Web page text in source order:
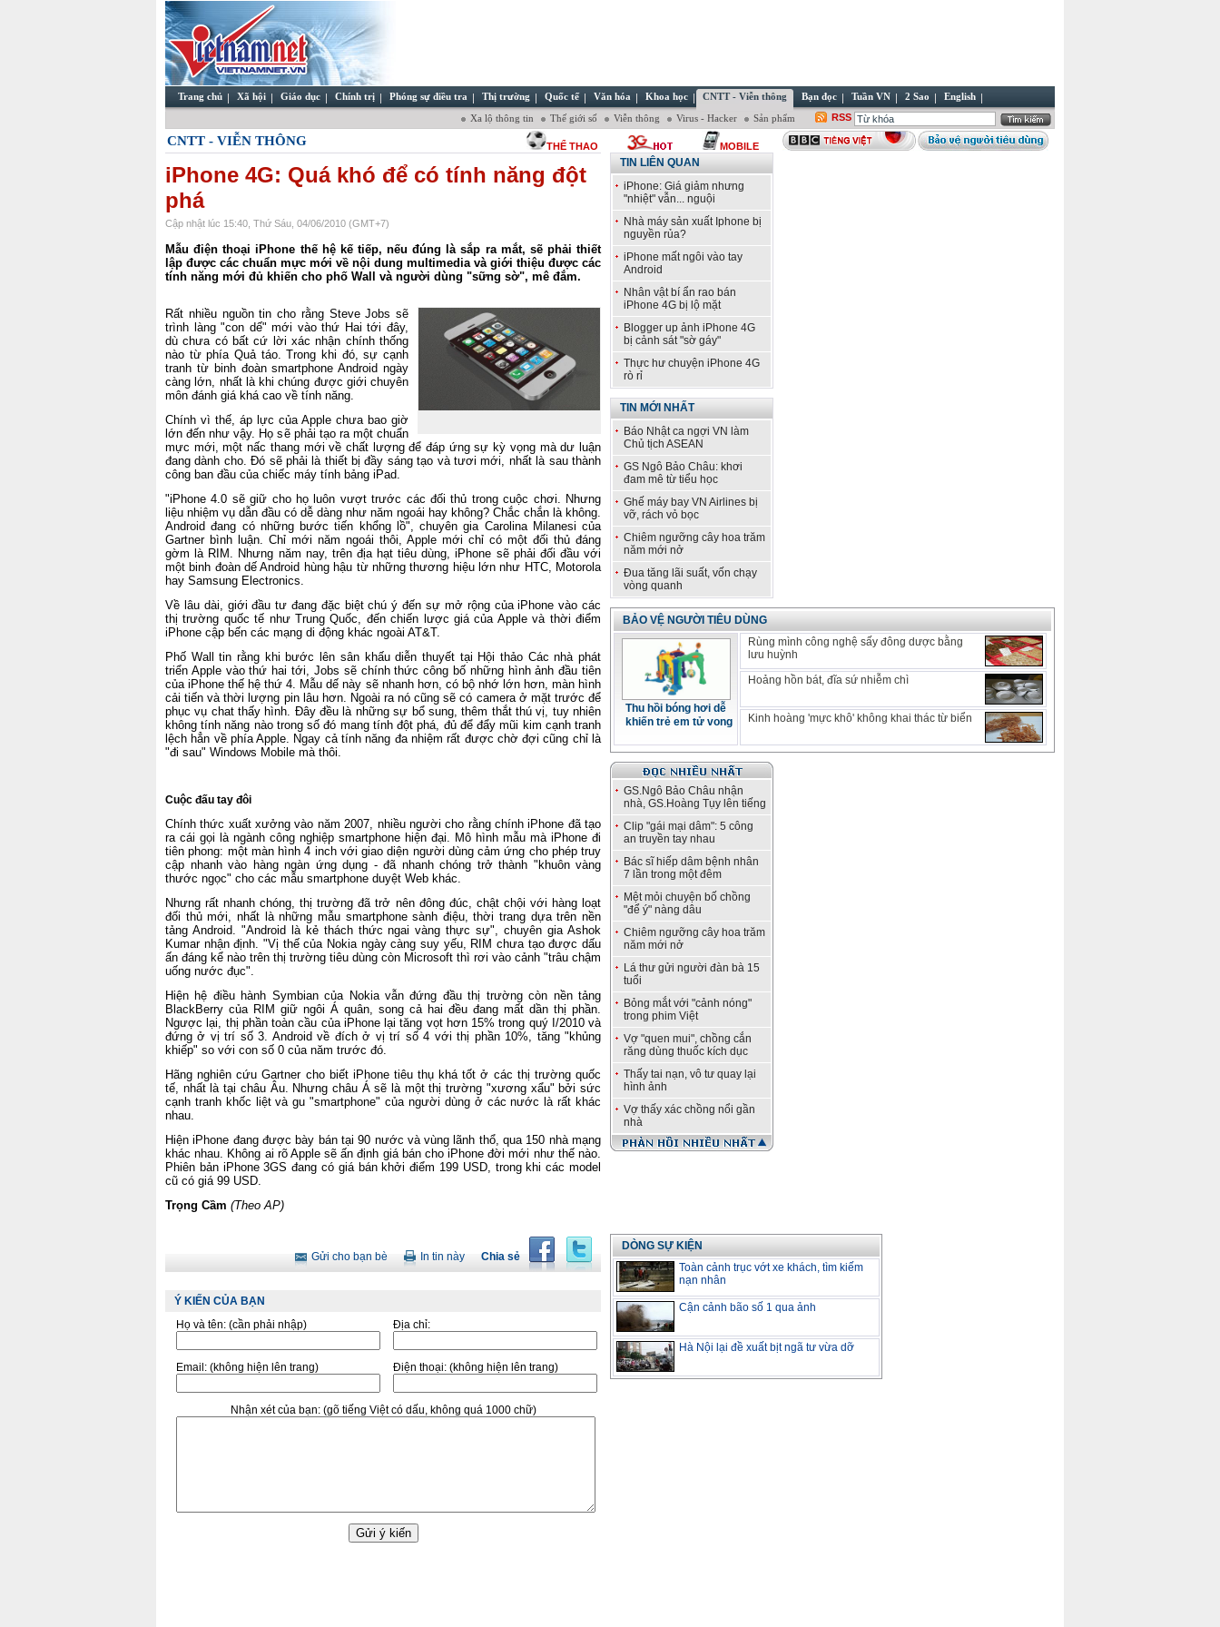
Trang chủ Xã hội Giáo dục Chính trị Phóng sự điều tra Thị trường Quốc tế Văn hóa Khoa học CNTT - Viễn thông Bạn đọc Tuần VN 2 Sao English
Xa lộ thông tin Thế giới số Viễn thông Virus - Hacker Sản phẩm RSS
CNTT - VIỄN THÔNG THỂ THAO MOBILE
iPhone 4G: Quá khó để có tính năng đột
phá
Cập nhật lúc 15:40, Thứ Sáu, 04/06/2010 (GMT+7)
Mẫu điện thoại iPhone thế hệ kế tiếp, nếu đúng là sắp ra mắt, sẽ phải thiết
lập được các chuẩn mực mới về nội dung multimedia và giới thiệu được các
tính năng mới đủ khiến cho phố Wall và người dùng "sững sờ", mê đắm.
Rất nhiều nguồn tin cho rằng Steve Jobs sẽ
trình làng "con dế" mới vào thứ Hai tới đây,
dù chưa có bất cứ lời xác nhận chính thống
nào từ phía Quả táo. Trong khi đó, sự cạnh
tranh từ binh đoàn smartphone Android ngày
càng lớn, nhất là khi chúng được giới chuyên
môn đánh giá khá cao về tính năng.
Chính vì thế, áp lực của Apple chưa bao giờ
lớn đến như vậy. Họ sẽ phải tạo ra một chuẩn
mực mới, một nấc thang mới về chất lượng để đáp ứng sự kỳ vọng mà dư luận
đang dành cho. Đó sẽ phải là thiết bị đầy sáng tạo và tươi mới, nhất là sau thành
công ban đầu của chiếc máy tính bảng iPad.
"iPhone 4.0 sẽ giữ cho họ luôn vượt trước các đối thủ trong cuộc chơi. Nhưng
liệu nhiệm vụ dẫn đầu có dễ dàng như năm ngoái hay không? Chắc chắn là không.
Android đang có những bước tiến khổng lồ", chuyên gia Carolina Milanesi của
Gartner bình luận. Chỉ mới năm ngoái thôi, Apple mới chỉ có một đối thủ đáng
gờm là RIM. Nhưng năm nay, trên địa hạt tiêu dùng, iPhone sẽ phải đối đầu với
một binh đoàn dế Android hùng hậu từ những thương hiệu lớn như HTC, Motorola
hay Samsung Electronics.
Về lâu dài, giới đầu tư đang đặc biệt chú ý đến sự mở rộng của iPhone vào các
thị trường quốc tế như Trung Quốc, đến chiến lược giá của Apple và thời điểm
iPhone cập bến các mạng di động khác ngoài AT&T.
Phố Wall tin rằng khi bước lên sân khấu diễn thuyết tại Hội thảo Các nhà phát
triển Apple vào thứ hai tới, Jobs sẽ chính thức công bố những hình ảnh đầu tiên
của iPhone thế hệ thứ 4. Mẫu dế này sẽ nhanh hơn, có bộ nhớ lớn hơn, màn hình
cải tiến và thời lượng pin lâu hơn. Ngoài ra nó cũng sẽ có camera ở mặt trước để
phục vụ chat thấy hình. Đây đều là những sự bổ sung, thêm thắt thú vị, tuy nhiên
không tính năng nào trong số đó mang tính đột phá, đủ để đẩy mũi kim cạnh tranh
lệch hẳn về phía Apple. Ngay cả tính năng đa nhiệm rất được chờ đợi cũng chỉ là
"đi sau" Windows Mobile mà thôi.
Cuộc đấu tay đôi
Chính thức xuất xưởng vào năm 2007, nhiều người cho rằng chính iPhone đã tạo
ra cái gọi là ngành công nghiệp smartphone hiện đại. Mô hình mẫu mà iPhone đi
tiên phong: một màn hình 4 inch với giao diện người dùng cảm ứng cho phép truy
cập nhanh vào hàng ngàn ứng dụng - đã nhanh chóng trở thành "khuôn vàng
thước ngọc" cho các mẫu smartphone duyệt Web khác.
Nhưng rất nhanh chóng, thị trường đã trở nên đông đúc, chật chội với hàng loạt
đối thủ mới, nhất là những mẫu smartphone sành điệu, thời trang dựa trên nền
tảng Android. "Android là kẻ thách thức ngai vàng thực sự", chuyên gia Ashok
Kumar nhận định. "Vị thế của Nokia ngày càng suy yếu, RIM chưa tạo được dấu
ấn đáng kể nào trên thị trường tiêu dùng còn Microsoft thì rơi vào cảnh "trâu chậm
uống nước đục".
Hiện hệ điều hành Symbian của Nokia vẫn đứng đầu thị trường còn nền tảng
BlackBerry của RIM giữ ngôi Á quân, song cả hai đều đang mất dần thị phần.
Ngược lại, thị phần toàn cầu của iPhone lại tăng vọt hơn 15% trong quý I/2010 và
đứng ở vị trí số 3. Android về đích ở vị trí số 4 với thị phần 10%, tăng "khủng
khiếp" so với con số 0 của năm trước đó.
Hãng nghiên cứu Gartner cho biết iPhone tiêu thụ khá tốt ở các thị trường quốc
tế, nhất là tại châu Âu. Nhưng châu Á sẽ là một thị trường "xương xẩu" bởi sức
cạnh tranh khốc liệt và gu "smartphone" của người dùng ở các nước là rất khác
nhau.
Hiện iPhone đang được bày bán tại 90 nước và vùng lãnh thổ, qua 150 nhà mạng
khác nhau. Không ai rõ Apple sẽ ấn định giá bán cho iPhone đời mới như thế nào.
Phiên bản iPhone 3GS đang có giá bán khởi điểm 199 USD, trong khi các model
cũ có giá 99 USD.
Trọng Cầm (Theo AP)
Chia sẻ
In tin này
Gửi cho bạn bè
Ý KIẾN CỦA BẠN
Họ và tên: (cần phải nhập) Địa chỉ:
Email: (không hiện lên trang) Điện thoại: (không hiện lên trang)
Nhận xét của bạn: (gõ tiếng Việt có dấu, không quá 1000 chữ)
TIN LIÊN QUAN
iPhone: Giá giảm nhưng
"nhiệt" vẫn... nguội
Nhà máy sản xuất Iphone bị
nguyền rủa?
iPhone mất ngôi vào tay
Android
Nhân vật bí ẩn rao bán
iPhone 4G bị lộ mặt
Blogger up ảnh iPhone 4G
bị cảnh sát "sờ gáy"
Thực hư chuyện iPhone 4G
rò rỉ
TIN MỚI NHẤT
Báo Nhật ca ngợi VN làm
Chủ tịch ASEAN
GS Ngô Bảo Châu: khơi
đam mê từ tiểu học
Ghế máy bay VN Airlines bị
vỡ, rách vỏ bọc
Chiêm ngưỡng cây hoa trăm
năm mới nở
Đua tăng lãi suất, vốn chạy
vòng quanh
BẢO VỆ NGƯỜI TIÊU DÙNG
Thu hồi bóng hơi dễ
khiến trẻ em tử vong
Rùng mình công nghệ sấy đông dược bằng
lưu huỳnh
Hoảng hồn bát, đĩa sứ nhiễm chì
Kinh hoàng 'mực khô' không khai thác từ biển
GS.Ngô Bảo Châu nhận
nhà, GS.Hoàng Tụy lên tiếng
Clip "gái mại dâm": 5 công
an truyền tay nhau
Bác sĩ hiếp dâm bệnh nhân
7 lần trong một đêm
Mệt mỏi chuyện bố chồng
"để ý" nàng dâu
Chiêm ngưỡng cây hoa trăm
năm mới nở
Lá thư gửi người đàn bà 15
tuổi
Bỏng mắt với "cảnh nóng"
trong phim Việt
Vợ "quen mui", chồng cắn
răng dùng thuốc kích dục
Thấy tai nạn, vô tư quay lại
hình ảnh
Vợ thấy xác chồng nổi gần
nhà
DÒNG SỰ KIỆN
Toàn cảnh trục vớt xe khách, tìm kiếm
nạn nhân
Cận cảnh bão số 1 qua ảnh
Hà Nội lại đề xuất bịt ngã tư vừa dỡ